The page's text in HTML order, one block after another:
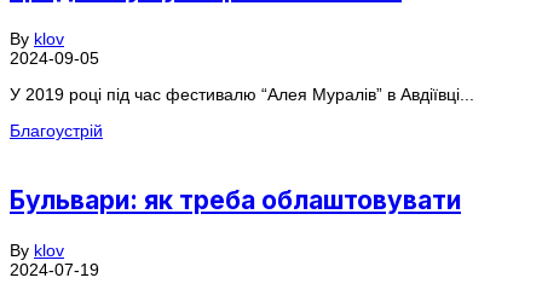
By klov
2024-09-05
У 2019 році під час фестивалю “Алея Муралів” в Авдіївці...
Благоустрій
Бульвари: як треба облаштовувати
By klov
2024-07-19